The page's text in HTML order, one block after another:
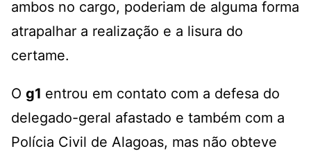
ambos no cargo, poderiam de alguma forma
atrapalhar a realização e a lisura do
certame.
O g1 entrou em contato com a defesa do
delegado-geral afastado e também com a
Polícia Civil de Alagoas, mas não obteve